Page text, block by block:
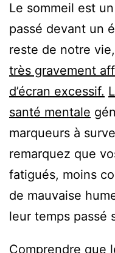
Le sommeil est
passé devant un
reste de notre
très gravement
d’écran excessif.
santé mentale
marqueurs à
remarquez que
fatigués, moins
de mauvaise
leur temps passé
Comprendre que